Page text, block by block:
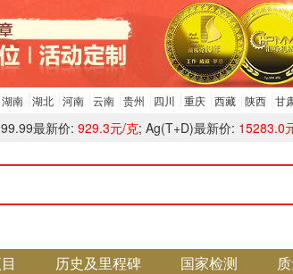
湖南 湖北 河南 云南 贵州 四川 重庆 西藏 陕西 甘
最新价: 929.3元/克; Ag(T+D)最新价: 15283.0
历史及里程碑 国家检测